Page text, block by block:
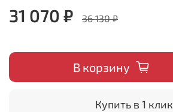
31 070 ₽ 36 130 ₽
В корзину
Купить в 1 клик